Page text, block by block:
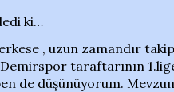
ki…
, uzun zamandır
taraftarının
de düşünüyorum.